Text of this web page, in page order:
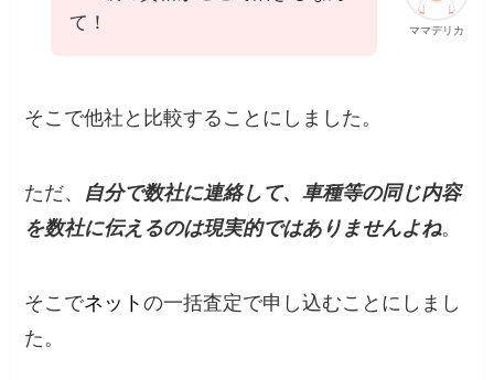
ママデリカ
て！
そこで他社と比較することにしました。
ただ、 自分で数社に連絡して、車種等の同じ内容
を数社に伝えるのは現実的ではありませんよね。
そこでネットの一括査定で申し込むことにしまし
た。